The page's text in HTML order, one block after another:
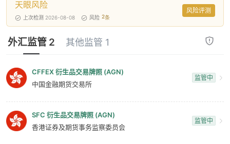
天眼风险
上次检测 2026-08-08 风险 2条
风险评测
外汇监管 2 其他监管 1
CFFEX 衍生品交易牌照 (AGN)
中国金融期货交易所
监管中
SFC 衍生品交易牌照 (AGN)
香港证券及期货事务监察委员会
监管中